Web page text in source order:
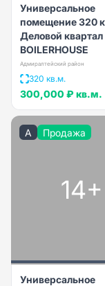
Универсальное
помещение 320
Деловой квартал
BOILERHOUSE
Адмиралтейский район
320 кв.м.
300,000 ₽ кв.м.
A Продажа
14+
Универсальное